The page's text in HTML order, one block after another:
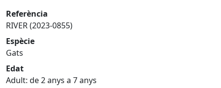
Referència
RIVER (2023-0855)
Espècie
Gats
Edat
Adult: de 2 anys a 7 anys